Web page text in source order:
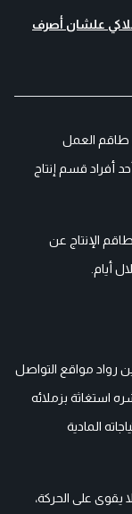
علشان أصرف
طاقم العمل
أفراد قسم إنتاج
الإنتاج عن
أيام.
رواد مواقع التواصل
استغاثة بزملائه
المادية
على الحركة،